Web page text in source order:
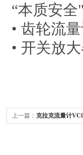
“本质安
• 齿轮流
• 开关放
上一篇： 克拉克流量计